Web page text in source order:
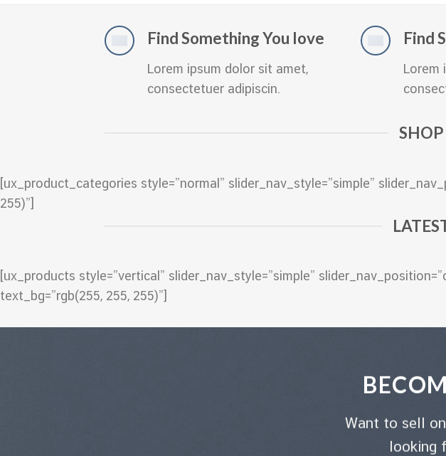
Find Something You love
Lorem ipsum dolor sit amet,
consectetuer adipiscin.
Find
Lorem
[ux_product_categories style=”normal” slider_nav_style=”simple”
255)”]
[ux_products style=”vertical” slider_nav_style=”simple”
text_bg=”rgb(255, 255, 255)”]
Want to sell
looking